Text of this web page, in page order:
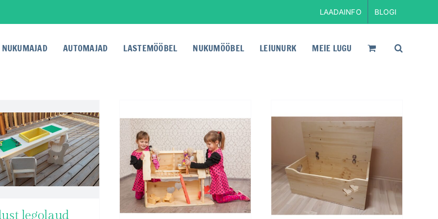
LAADAINFO BLOGI
NUKUMAJAD AUTOMAJAD LASTEMÖÖBEL NUKUMÖÖBEL LEIUNURK MEIE LUGU
legolaud